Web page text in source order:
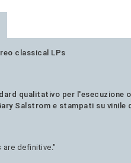
classical LPs
qualitativo per l'esecuzione
Salstrom e stampati su vinile
definitive."